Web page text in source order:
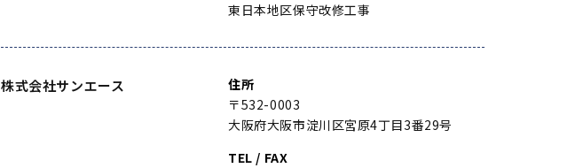
東日本地区保守改修工事
株式会社サンエース
住所
〒532-0003
大阪府大阪市淀川区宮原4丁目3番29号
TEL / FAX